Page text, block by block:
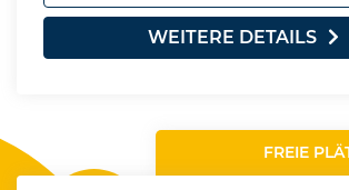
WEITERE DETAILS
FREIE